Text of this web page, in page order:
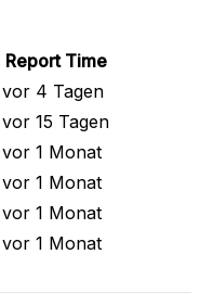
Report Time
vor 4 Tagen
vor 15 Tagen
vor 1 Monat
vor 1 Monat
vor 1 Monat
vor 1 Monat